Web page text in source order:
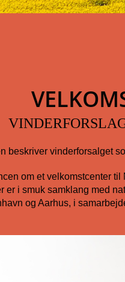
beskriver vinderforsalget
om et velkomstcenter
er i smuk samklang med
og Aarhus, i